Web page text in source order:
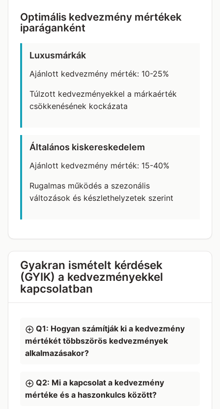
Optimális kedvezmény mértékek
iparáganként
Luxusmárkák
Ajánlott kedvezmény mérték: 10-25%
Túlzott kedvezményekkel a márkaérték
csökkenésének kockázata
Általános kiskereskedelem
Ajánlott kedvezmény mérték: 15-40%
Rugalmas működés a szezonális
változások és készlethelyzetek szerint
Gyakran ismételt kérdések
(GYIK) a kedvezményekkel
kapcsolatban
Q1: Hogyan számítják ki a kedvezmény
mértékét többszörös kedvezmények
alkalmazásakor?
Q2: Mi a kapcsolat a kedvezmény
mértéke és a haszonkulcs között?